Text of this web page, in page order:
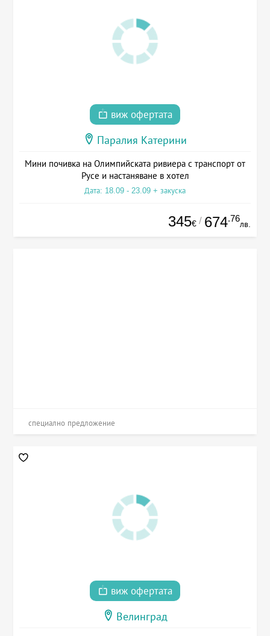
виж офертата
Паралия Катерини
Мини почивка на Олимпийската ривиера с транспорт от
Русе и настаняване в хотел
Дата: 18.09 - 23.09 + закуска
345€ / 674.76
лв.
специално предложение
виж офертата
Велинград